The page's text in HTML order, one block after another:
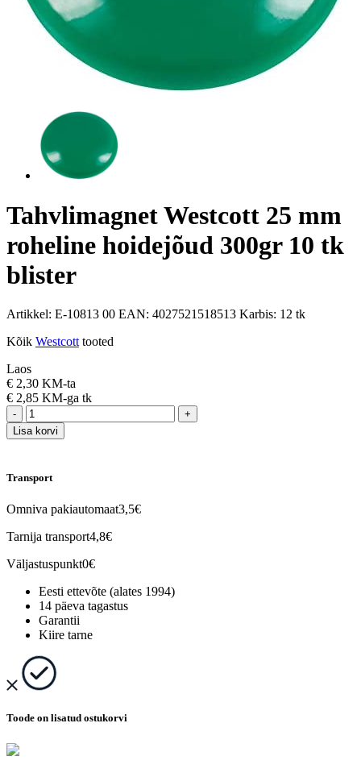
Tahvlimagnet Westcott 25 mm
roheline hoidejõud 300gr 10 tk
blister
Artikkel: E-10813 00 EAN: 4027521518513 Karbis: 12 tk
Kõik Westcott tooted
Laos
€ 2,30 KM-ta
€ 2,85 KM-ga tk
-
+
Lisa korvi
Transport
Omniva pakiautomaat3,5€
Tarnija transport4,8€
Väljastuspunkt0€
Eesti ettevõte (alates 1994)
14 päeva tagastus
Garantii
Kiire tarne
Toode on lisatud ostukorvi